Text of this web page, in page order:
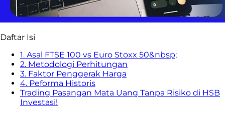
Daftar Isi
1. Asal FTSE 100 vs Euro Stoxx 50&nbsp;
2. Metodologi Perhitungan
3. Faktor Penggerak Harga
4. Peforma Historis
Trading Pasangan Mata Uang Tanpa Risiko di HSB
Investasi!